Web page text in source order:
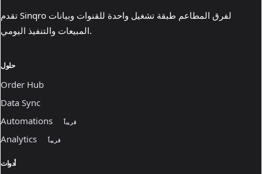
تقدم Sinqro لفرق المطاعم طبقة تشغيل واحدة للقنوات وبيانات
المبيعات والتنفيذ اليومي.
حلول
Order Hub
Data Sync
Automations
قريباً
Analytics قريباً
أدوات